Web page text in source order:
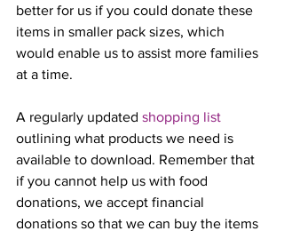
better for us if you could donate these
items in smaller pack sizes, which
would enable us to assist more families
at a time.
A regularly updated shopping list
outlining what products we need is
available to download. Remember that
if you cannot help us with food
donations, we accept financial
donations so that we can buy the items